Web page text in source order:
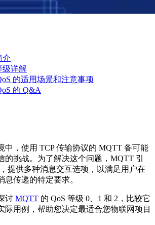
介
级详解
的适用场景和注意事项
的 Q&A
中，使用 TCP 传输协议的 MQTT 备可能
的挑战。为了解决这个问题，MQTT 引
提供多种消息交互选项，以满足用户在
传递的特定要求。
讨 MQTT 的 QoS 等级 0、1 和 2，比较它
际用例，帮助您决定最适合您物联网项目